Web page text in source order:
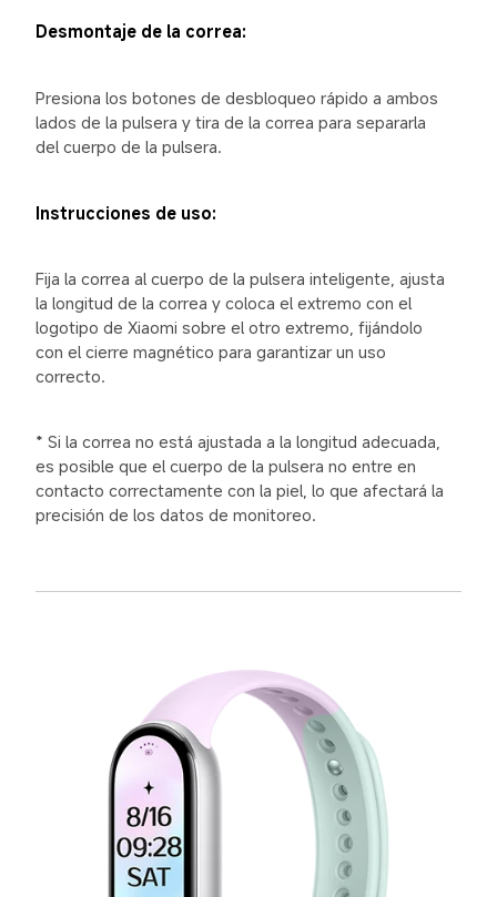
Desmontaje de la correa:
Presiona los botones de desbloqueo rápido a ambos
lados de la pulsera y tira de la correa para separarla
del cuerpo de la pulsera.
Instrucciones de uso:
Fija la correa al cuerpo de la pulsera inteligente, ajusta
la longitud de la correa y coloca el extremo con el
logotipo de Xiaomi sobre el otro extremo, fijándolo
con el cierre magnético para garantizar un uso
correcto.
* Si la correa no está ajustada a la longitud adecuada,
es posible que el cuerpo de la pulsera no entre en
contacto correctamente con la piel, lo que afectará la
precisión de los datos de monitoreo.